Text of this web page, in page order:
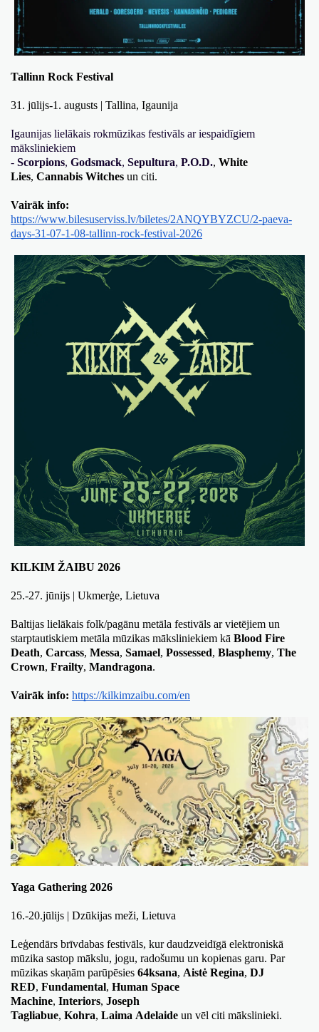
Tallinn Rock Festival
31. jūlijs-1. augusts | Tallina, Igaunija
Igaunijas lielākais rokmūzikas festivāls ar iespaidīgiem
māksliniekiem
- Scorpions, Godsmack, Sepultura, P.O.D., White
Lies, Cannabis Witches un citi.
Vairāk info:
https://www.bilesuserviss.lv/biletes/2ANQYBYZCU/2-paeva-
days-31-07-1-08-tallinn-rock-festival-2026
KILKIM ŽAIBU 2026
25.-27. jūnijs | Ukmerģe, Lietuva
Baltijas lielākais folk/pagānu metāla festivāls ar vietējiem un
starptautiskiem metāla mūzikas māksliniekiem kā Blood Fire
Death, Carcass, Messa, Samael, Possessed, Blasphemy, The
Crown, Frailty, Mandragona.
Vairāk info: https://kilkimzaibu.com/en
Yaga Gathering 2026
16.-20.jūlijs | Dzūkijas meži, Lietuva
Leģendārs brīvdabas festivāls, kur daudzveidīgā elektroniskā
mūzika sastop mākslu, jogu, radošumu un kopienas garu. Par
mūzikas skaņām parūpēsies 64ksana, Aistė Regina, DJ
RED, Fundamental, Human Space
Machine, Interiors, Joseph
Tagliabue, Kohra, Laima Adelaide un vēl citi mākslinieki.